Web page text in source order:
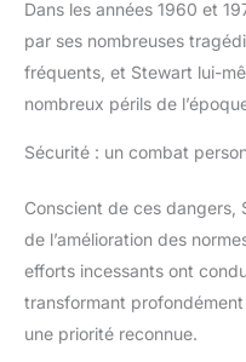
Dans les années 1960 et
par ses nombreuses
fréquents, et Stewart lui-
nombreux périls de
Sécurité : un combat
Conscient de ces
de l’amélioration des
efforts incessants ont
transformant
une priorité reconnue.